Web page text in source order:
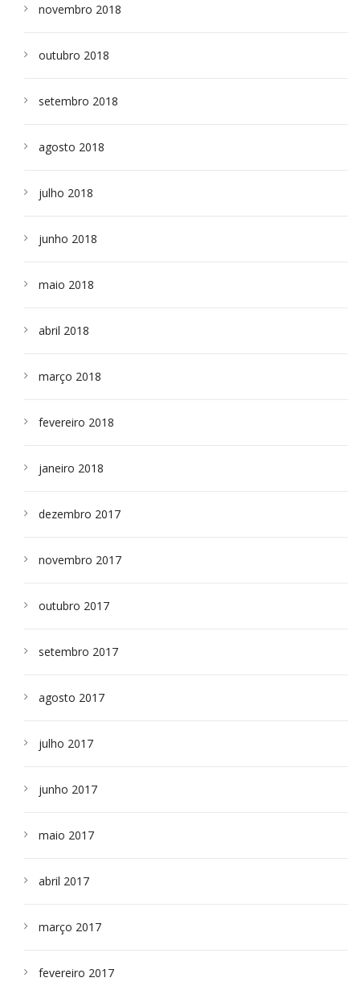
novembro 2018
outubro 2018
setembro 2018
agosto 2018
julho 2018
junho 2018
maio 2018
abril 2018
março 2018
fevereiro 2018
janeiro 2018
dezembro 2017
novembro 2017
outubro 2017
setembro 2017
agosto 2017
julho 2017
junho 2017
maio 2017
abril 2017
março 2017
fevereiro 2017